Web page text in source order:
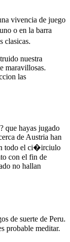
vivencia de juego
o en la barra
clasicas.
nuestra
maravillosas.
las
que hayas jugado
de Austria han
todo el ci�irciulo
con el fin de
no hallan
de suerte de Peru.
probable meditar.